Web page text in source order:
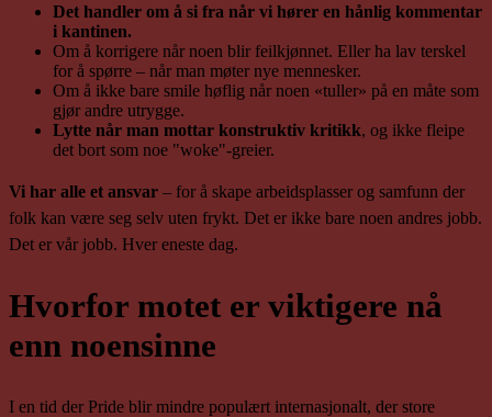
Det handler om å si fra når vi hører en hånlig kommentar
i kantinen.
Om å korrigere når noen blir feilkjønnet. Eller ha lav terskel
for å spørre – når man møter nye mennesker.
Om å ikke bare smile høflig når noen «tuller» på en måte som
gjør andre utrygge.
Lytte når man mottar konstruktiv kritikk, og ikke fleipe
det bort som noe "woke"-greier.
Vi har alle et ansvar – for å skape arbeidsplasser og samfunn der
folk kan være seg selv uten frykt. Det er ikke bare noen andres jobb.
Det er vår jobb. Hver eneste dag.
Hvorfor motet er viktigere nå
enn noensinne
I en tid der Pride blir mindre populært internasjonalt, der store